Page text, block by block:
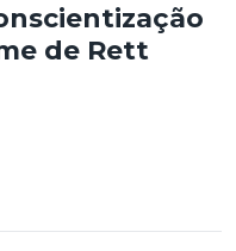
de Rett